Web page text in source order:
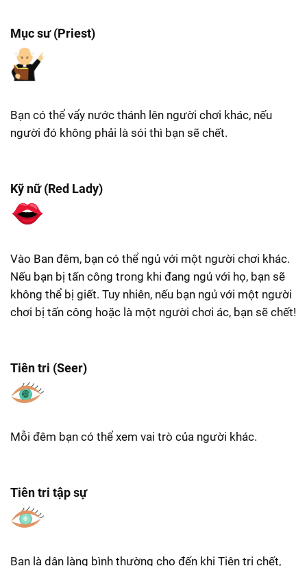
Mục sư (Priest)
Bạn có thể vẩy nước thánh lên người chơi khác, nếu
người đó không phải là sói thì bạn sẽ chết.
Kỹ nữ (Red Lady)
Vào Ban đêm, bạn có thể ngủ với một người chơi khác.
Nếu bạn bị tấn công trong khi đang ngủ với họ, bạn sẽ
không thể bị giết. Tuy nhiên, nếu bạn ngủ với một người
chơi bị tấn công hoặc là một người chơi ác, bạn sẽ chết!
Tiên tri (Seer)
Mỗi đêm bạn có thể xem vai trò của người khác.
Tiên tri tập sự
Bạn là dân làng bình thường cho đến khi Tiên tri chết,